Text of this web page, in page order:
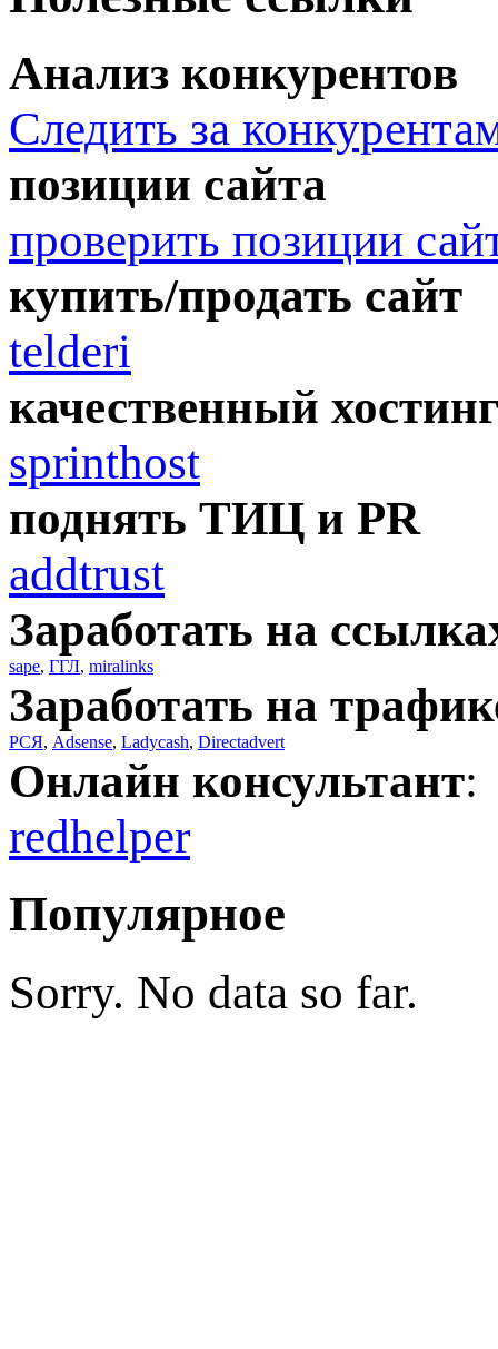
Анализ конкурентов
Следить за
позиции сайта
проверить позиции
купить/продать сайт
telderi
качественный
sprinthost
поднять ТИЦ и PR
addtrust
Заработать на
sape, ГГЛ, miralinks
Заработать на
РСЯ, Adsense, Ladycash, Directadvert
Онлайн консультант:
redhelper
Популярное
Sorry. No data so far.